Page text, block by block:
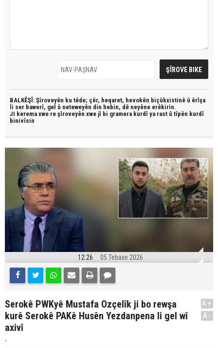
BALKÊŞÎ: Şîroveyên ku têde; çêr, heqaret, hevokên biçûkxistinê û êrîşa
li ser bawerî, gel û neteweyên din hebin, dê neyêne erêkirin.
JI kerema xwe re şîroveyên xwe jî bi gramera kurdî ya rast û tîpên kurdî
binivîsin
12:26 05 Tebaxe 2026
Serokê PWKyê Mustafa Ozçelîk ji bo rewşa
kurê Serokê PAKê Husên Yezdanpena li gel wî
axivî
.
A+
A-